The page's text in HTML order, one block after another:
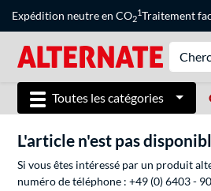
Expédition neutre en CO2
1Traitement
Toutes les catégories
L'article n'est pas
Si vous êtes intéressé par un produit
numéro de téléphone : +49 (0) 6403 -